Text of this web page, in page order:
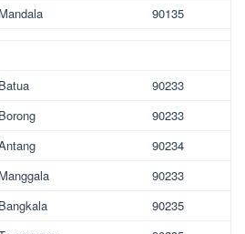
Mandala
90135
Batua
90233
Borong
90233
90234
Manggala
90233
Bangkala
90235